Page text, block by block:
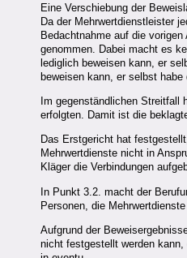
Eine Verschiebung der
Da der Mehrwertdienstleister
Bedachtnahme auf die
genommen. Dabei macht es
lediglich beweisen kann, er
beweisen kann, er selbst
Im gegenständlichen
erfolgten. Damit ist die
Das Erstgericht hat
Mehrwertdienste nicht in
Kläger die Verbindungen
In Punkt 3.2. macht der
Personen, die
Aufgrund der
nicht festgestellt werden